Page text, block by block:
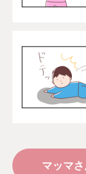
マッマ